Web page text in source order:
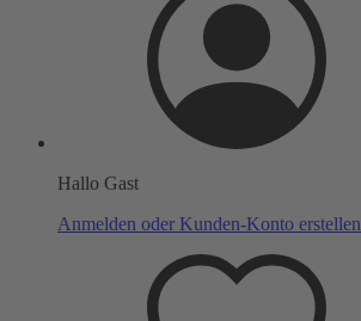
Hallo Gast
Anmelden oder Kunden-Konto erstellen